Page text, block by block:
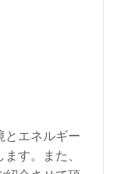
とエネルギー
す。また、